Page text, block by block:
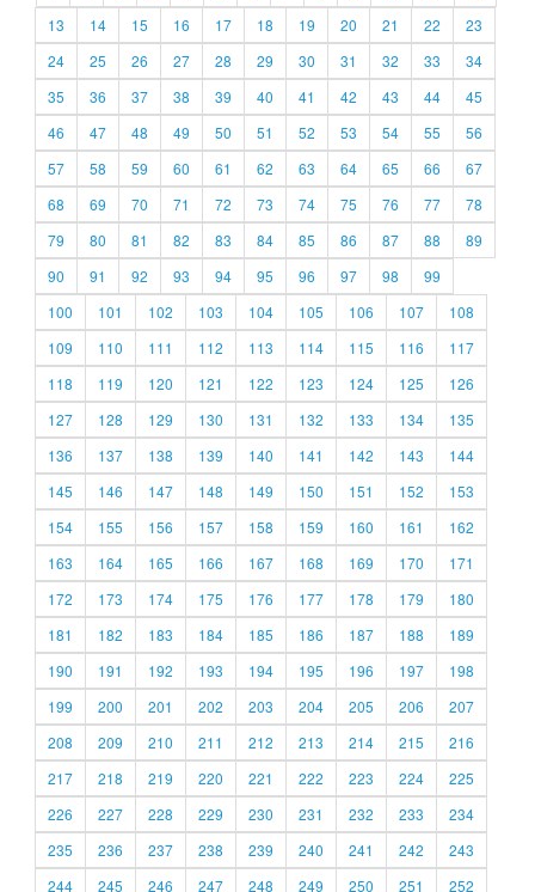
13
14 15 16 17 18 19 20 21 22
23
24
25 26 27 28 29 30 31 32 33
34
35
36 37 38 39 40 41 42 43 44
45
46
47 48 49 50 51 52 53 54 55
56
57
58 59 60 61 62 63 64 65 66
67
68
69 70 71 72 73 74 75 76 77
78
79
80 81 82 83 84 85 86 87 88
89
90
91 92 93 94 95 96 97 98
99
100
101 102 103 104 105 106 107
108
109
110 111 112 113 114 115 116
117
118
119 120 121 122 123 124 125
126
127
128 129 130 131 132 133 134
135
136
137 138 139 140 141 142 143
144
145
146 147 148 149 150 151 152
153
154
155 156 157 158 159 160 161
162
163
164 165 166 167 168 169 170
171
172
173 174 175 176 177 178 179
180
181
182 183 184 185 186 187 188
189
190
191 192 193 194 195 196 197
198
199
200 201 202 203 204 205 206
207
208
209 210 211 212 213 214 215
216
217
218 219 220 221 222 223 224
225
226
227 228 229 230 231 232 233
234
235
236 237 238 239 240 241 242
243
244
245 246 247 248 249 250 251 252